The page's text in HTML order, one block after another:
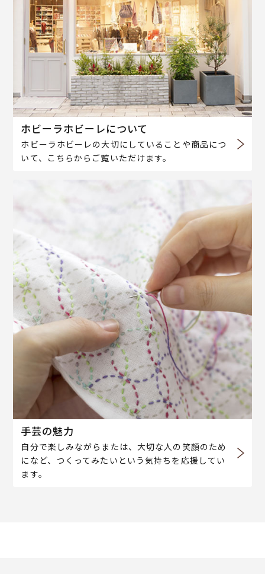
ホビーラホビーレについて
ホビーラホビーレの大切にしていることや商品につ
いて、こちらからご覧いただけます。
手芸の魅力
自分で楽しみながらまたは、大切な人の笑顔のため
になど、つくってみたいという気持ちを応援してい
ます。